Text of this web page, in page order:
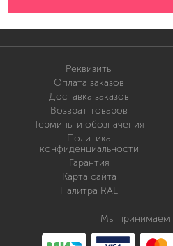
Реквизиты
Оплата заказов
Доставка заказов
Возврат товаров
Термины и обозначения
Политика
конфиденциальности
Гарантия
Карта сайта
Палитра RAL
Мы принимаем